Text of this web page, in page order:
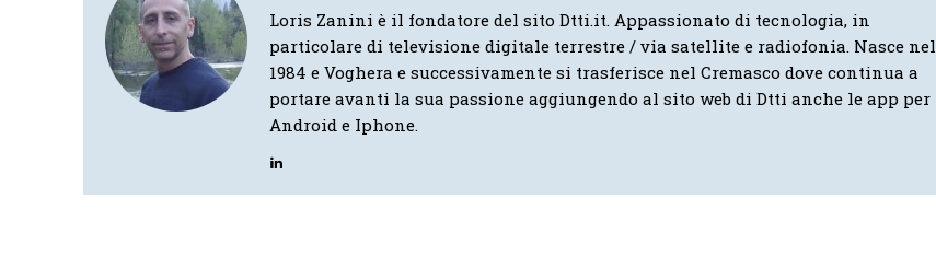
Loris Zanini è il fondatore del sito Dtti.it. Appassionato di tecnologia, in
particolare di televisione digitale terrestre / via satellite e radiofonia. Nasce nel
1984 e Voghera e successivamente si trasferisce nel Cremasco dove continua a
portare avanti la sua passione aggiungendo al sito web di Dtti anche le app per
Android e Iphone.